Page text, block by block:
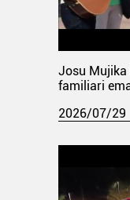
Josu Mujika
familiari
2026/07/29